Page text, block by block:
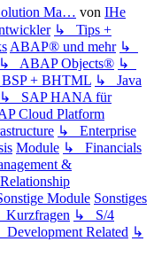
Ma… von IHe
↳ Tips +
ABAP® und mehr ↳
↳ ABAP Objects® ↳
+ BHTML ↳ Java
↳ SAP HANA für
Cloud Platform
↳ Enterprise
Module ↳ Financials
&
Module Sonstiges
↳ S/4
Related ↳